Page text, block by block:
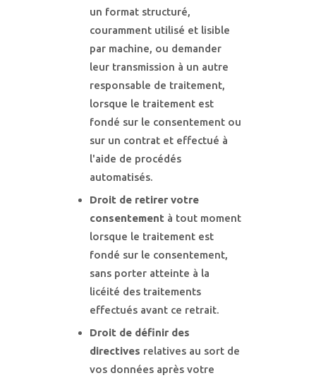
un format structuré,
couramment utilisé et lisible
par machine, ou demander
leur transmission à un autre
responsable de traitement,
lorsque le traitement est
fondé sur le consentement ou
sur un contrat et effectué à
l'aide de procédés
automatisés.
Droit de retirer votre
consentement à tout moment
lorsque le traitement est
fondé sur le consentement,
sans porter atteinte à la
licéité des traitements
effectués avant ce retrait.
Droit de définir des
directives relatives au sort de
vos données après votre